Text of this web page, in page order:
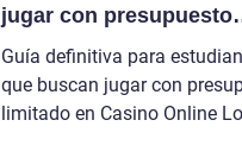
jugar con presupuesto
limitado en Casino
Guía definitiva para
que buscan jugar con
limitado